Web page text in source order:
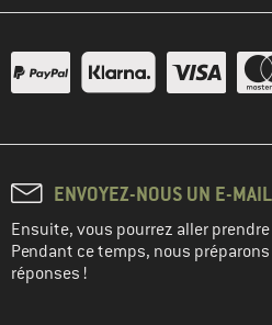
ENVOYEZ-NOUS UN E-
Ensuite, vous pourrez aller prendre
Pendant ce temps, nous
réponses !